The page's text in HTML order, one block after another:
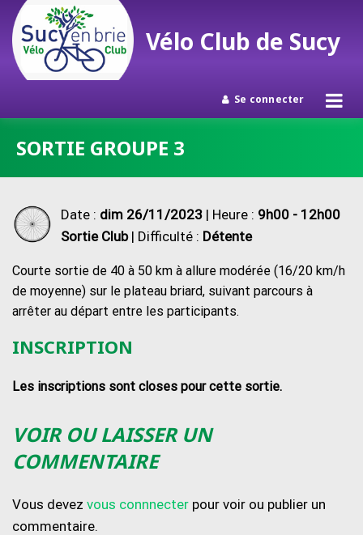
contenu
Vélo Club de Sucy
Se connecter
SORTIE GROUPE 3
Date : dim 26/11/2023 | Heure : 9h00 - 12h00
Sortie Club| Difficulté : Détente
Courte sortie de 40 à 50 km à allure modérée (16/20 km/h
de moyenne) sur le plateau briard, suivant parcours à
arrêter au départ entre les participants.
INSCRIPTION
Les inscriptions sont closes pour cette sortie.
VOIR OU LAISSER UN
COMMENTAIRE
Vous devez vous connnecter pour voir ou publier un
commentaire.